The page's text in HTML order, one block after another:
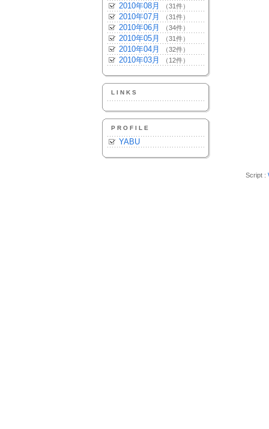
2010年08月 （31件）
2010年07月 （31件）
2010年06月 （34件）
2010年05月 （31件）
2010年04月 （32件）
2010年03月 （12件）
LINKS
PROFILE
YABU
Script :